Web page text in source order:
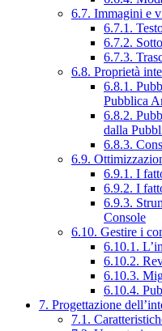
6.7. Immagini e
6.7.1.
6.7.2.
6.7.3.
6.8. Proprietà
6.8.1.
Pubblica
6.8.2.
dalla
6.8.3.
6.9.
6.9.1. I
6.9.2. I
6.9.3.
Console
6.10. Gestire i
6.10.1.
6.10.2.
6.10.3.
6.10.4.
7. Progettazione
7.1.